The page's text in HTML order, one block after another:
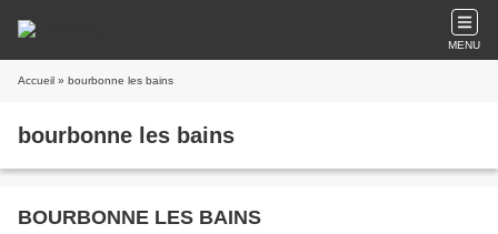
MENU
Accueil » bourbonne les bains
bourbonne les bains
BOURBONNE LES BAINS